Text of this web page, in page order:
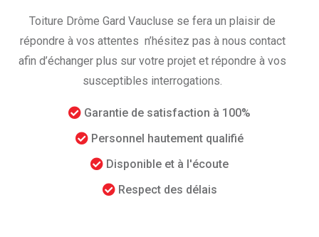
Toiture Drôme Gard Vaucluse se fera un plaisir de
répondre à vos attentes n’hésitez pas à nous contact
afin d’échanger plus sur votre projet et répondre à vos
susceptibles interrogations.
Garantie de satisfaction à 100%
Personnel hautement qualifié
Disponible et à l'écoute
Respect des délais